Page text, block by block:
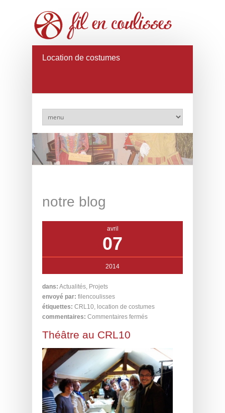
Location de costumes
notre blog
avril
07
2014
dans: Actualités, Projets
envoyé par: filencoulisses
étiquettes: CRL10, location de costumes
commentaires: Commentaires fermés
Théâtre au CRL10